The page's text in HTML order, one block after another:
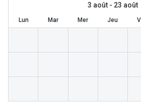
3 août - 23 août
Lun Mar Mer Jeu